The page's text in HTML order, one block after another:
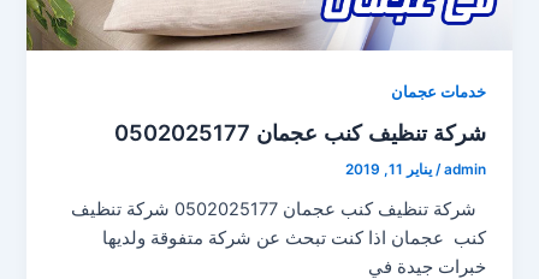
خدمات عجمان
شركة تنظيف كنب عجمان 0502025177
admin
/يناير 11, 2019
شركة تنظيف كنب عجمان 0502025177 شركة تنظيف
كنب عجمان اذا كنت تبحث عن شركة متفوقة ولديها
خبرات جيدة في